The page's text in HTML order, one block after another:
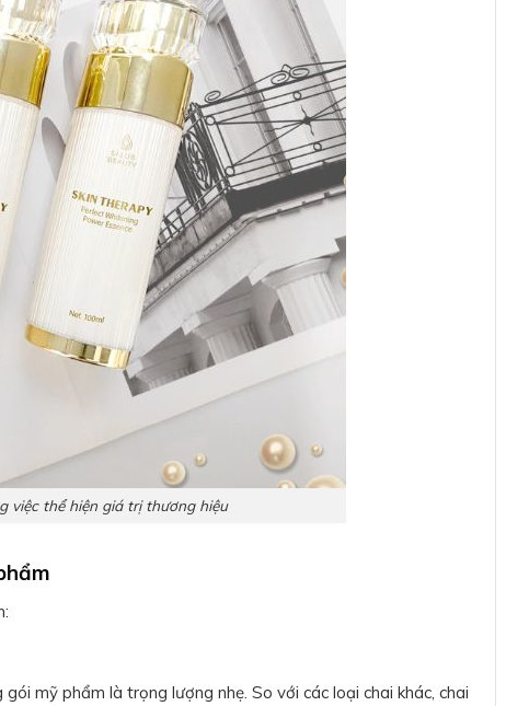
việc thể hiện giá trị thương hiệu
mỹ phẩm là trọng lượng nhẹ. So với các loại chai khác, chai